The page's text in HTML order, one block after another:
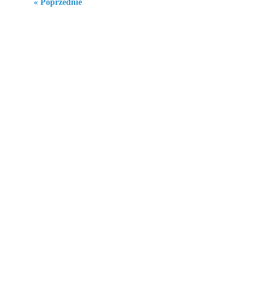
« Poprzednie